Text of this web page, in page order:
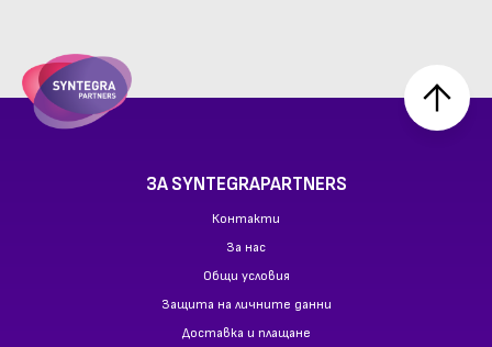
ЗА SYNTEGRAPARTNERS
Контакти
За нас
Общи условия
Защита на личните данни
Доставка и плащане